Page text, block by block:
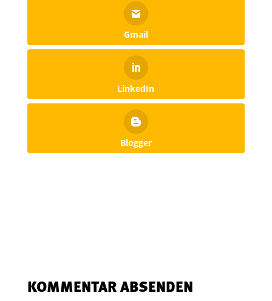
Gmail
LinkedIn
Blogger
KOMMENTAR ABSENDEN